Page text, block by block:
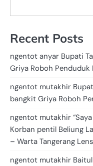
Recent Posts
ngentot anyar Bupati
Griya Roboh
ngentot mutakhir
bangkit Griya Roboh
ngentot mutakhir
Korban pentil Beliung
– Warta Tangerang
ngentot mutakhir